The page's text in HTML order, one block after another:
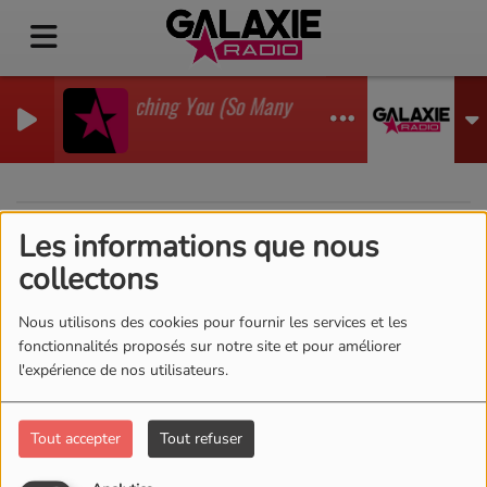
Les informations que nous
collectons
Nous utilisons des cookies pour fournir les services et les
fonctionnalités proposés sur notre site et pour améliorer
l'expérience de nos utilisateurs.
Tout accepter Tout refuser
I'm Watching You (So Many Times) (Sean Finn
GADJO